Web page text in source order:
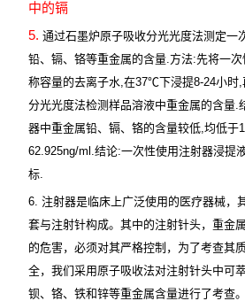
中的镉
5. 通过石墨炉原子吸收分光光度法测定一
铅、镉、铬等重金属的含量.方法:先将一
称容量的去离子水,在37℃下浸提8-24小时,
分光光度法检测样品溶液中重金属的含量.
器中重金属铅、镉、铬的含量较低,均低于
62.925ng/ml.结论:一次性使用注射器浸提
标.
6.注射器是临床上广泛使用的医疗器械，
套与注射针构成。其中的注射针头，重金
的危害，必须对其严格控制，为了考查其
全，我们采用原子吸收法对注射针头中可
钡、铬、铁和锌等重金属含量进行了考查。